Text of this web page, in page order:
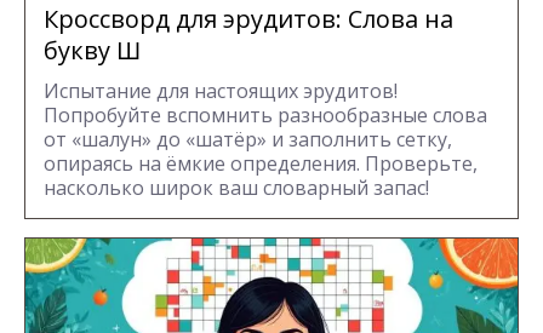
Кроссворд для эрудитов: Cлова на
букву Ш
Испытание для настоящих эрудитов!
Попробуйте вспомнить разнообразные слова
от «шалун» до «шатёр» и заполнить сетку,
опираясь на ёмкие определения. Проверьте,
насколько широк ваш словарный запас!